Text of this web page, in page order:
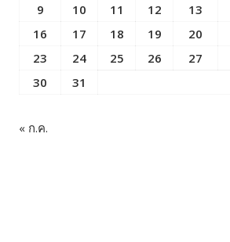
9
10 11 12 13
16
17 18 19 20
23
24 25 26 27
30
31
« ก.ค.